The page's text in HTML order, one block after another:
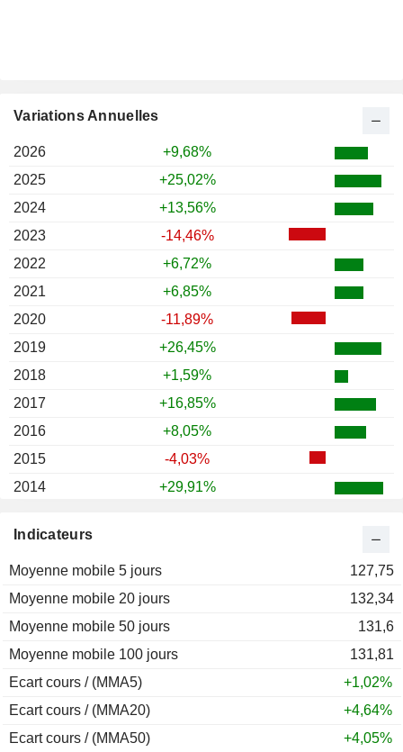
Indicateurs
Moyenne mobile 5 jours
127,75
Moyenne mobile 20 jours
132,34
Moyenne mobile 50 jours
131,6
Moyenne mobile 100 jours
131,81
Ecart cours / (MMA5)
+1,02%
Ecart cours / (MMA20)
+4,64%
Ecart cours / (MMA50)
+4,05%
Variations Annuelles
2026
+9,68%
2025
+25,02%
2024
+13,56%
2023
-14,46%
2022
+6,72%
2021
+6,85%
2020
-11,89%
2019
+26,45%
2018
+1,59%
2017
+16,85%
2016
+8,05%
2015
-4,03%
2014
+29,91%
2012
2011
+14,81%
2010
+3,42%
2009
+4,54%
2008
-28,52%
2007
2006
2005